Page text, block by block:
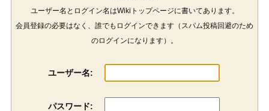
ユーザー名とログイン名はWikiトップページに書いてあります。
会員登録の必要はなく、誰でもログインできます（スパム投稿回避のため
のログインになります）。
ユーザー名:
パスワード: